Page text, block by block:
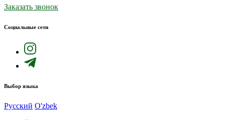
Заказать звонок
Социальные сети
Выбор языка
Русский O'zbek